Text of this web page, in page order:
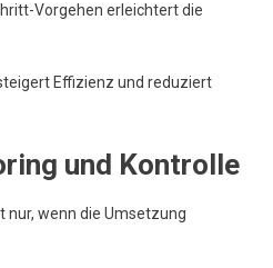
Vorgehen erleichtert die
Effizienz und reduziert
und Kontrolle
nur, wenn die Umsetzung